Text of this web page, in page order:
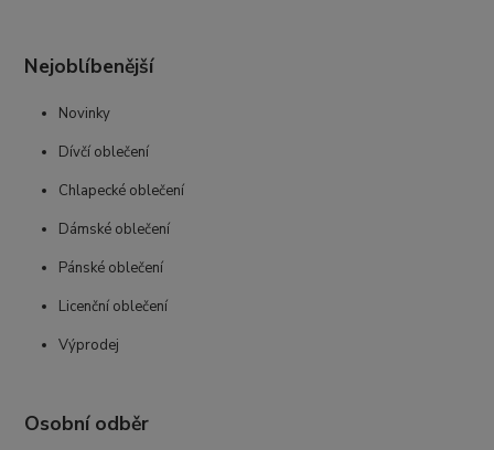
Nejoblíbenější
Novinky
Dívčí oblečení
Chlapecké oblečení
Dámské oblečení
Pánské oblečení
Licenční oblečení
Výprodej
Osobní odběr